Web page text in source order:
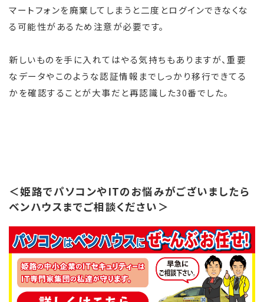
マートフォンを廃棄してしまうと二度とログインできなくな
る可能性があるため注意が必要です。
新しいものを手に入れてはやる気持ちもありますが、重要
なデータやこのような認証情報までしっかり移行できてる
かを確認することが大事だと再認識した30番でした。
＜姫路でパソコンやITのお悩みがございましたら
ベンハウスまでご相談ください＞